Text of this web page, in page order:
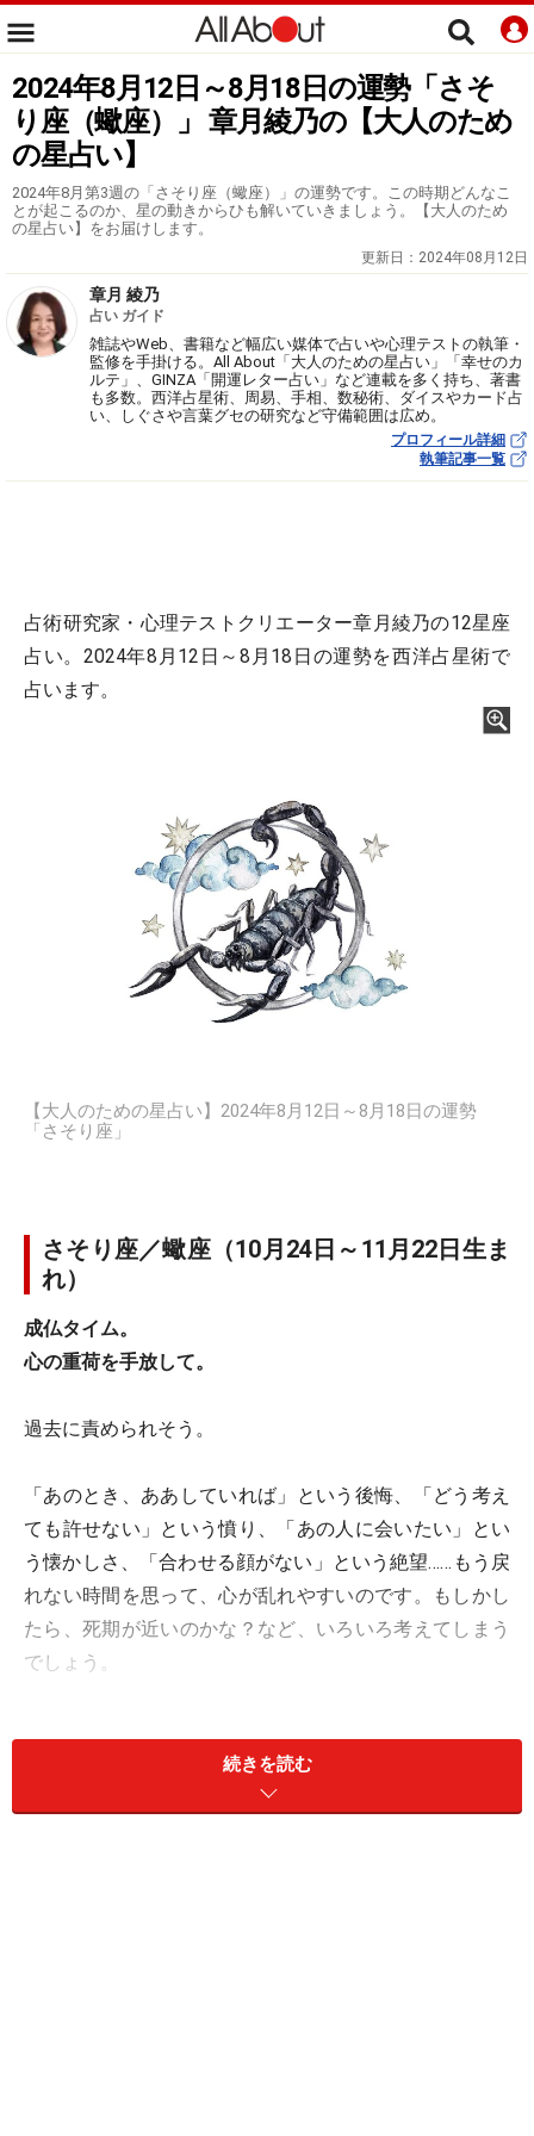
2024年8月12日～8月18日の運勢「さそ
り座（蠍座）」 章月綾乃の【大人のため
の星占い】
2024年8月第3週の「さそり座（蠍座）」の運勢です。この時期どんなこ
とが起こるのか、星の動きからひも解いていきましょう。【大人のため
の星占い】をお届けします。
更新日： 2024年08月12日
章月 綾乃
占い ガイド
雑誌やWeb、書籍など幅広い媒体で占いや心理テストの執筆・
監修を手掛ける。All About「大人のための星占い」「幸せのカ
ルテ」、GINZA「開運レター占い」など連載を多く持ち、著書
も多数。西洋占星術、周易、手相、数秘術、ダイスやカード占
い、しぐさや言葉グセの研究など守備範囲は広め。
プロフィール詳細
執筆記事一覧
占術研究家・心理テストクリエーター章月綾乃の12星座
占い。2024年8月12日～8月18日の運勢を西洋占星術で
占います。
【大人のための星占い】2024年8月12日～8月18日の運勢
「さそり座」
さそり座／蠍座（10月24日～11月22日生ま
れ）
成仏タイム。
心の重荷を手放して。
過去に責められそう。
「あのとき、ああしていれば」という後悔、「どう考え
ても許せない」という憤り、「あの人に会いたい」とい
う懐かしさ、「合わせる顔がない」という絶望……もう戻
れない時間を思って、心が乱れやすいのです。もしかし
たら、死期が近いのかな？など、いろいろ考えてしまう
でしょう。
そろ、次へ行きますよ」という運の変わり目のサインで
す。未来につなぎたいご縁があるなら、今週中に軌跡を
続きを読む